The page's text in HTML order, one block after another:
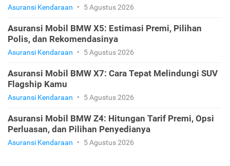
Asuransi Kendaraan • 5 Agustus 2026
Asuransi Mobil BMW X5: Estimasi Premi, Pilihan
Polis, dan Rekomendasinya
Asuransi Kendaraan • 5 Agustus 2026
Asuransi Mobil BMW X7: Cara Tepat Melindungi SUV
Flagship Kamu
Asuransi Kendaraan • 5 Agustus 2026
Asuransi Mobil BMW Z4: Hitungan Tarif Premi, Opsi
Perluasan, dan Pilihan Penyedianya
Asuransi Kendaraan • 5 Agustus 2026